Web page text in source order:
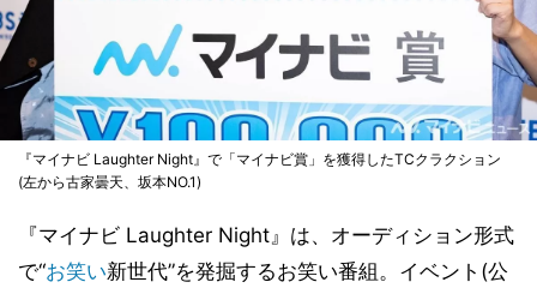
『マイナビ Laughter Night』で「マイナビ賞」を獲得したTCクラクション
(左から古家曇天、坂本NO.1)
『マイナビ Laughter Night』は、オーディション形式
で“お笑い新世代”を発掘するお笑い番組。イベント(公